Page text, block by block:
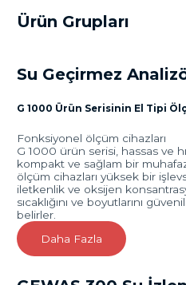
Ürün Grupları
Su Geçirmez
G 1000 Ürün Serisinin El Tipi
Fonksiyonel ölçüm cihazları
G 1000 ürün serisi, hassas ve
kompakt ve sağlam bir
ölçüm cihazları yüksek bir
iletkenlik ve oksijen
sıcaklığını ve boyutlarını
belirler.
Daha Fazla